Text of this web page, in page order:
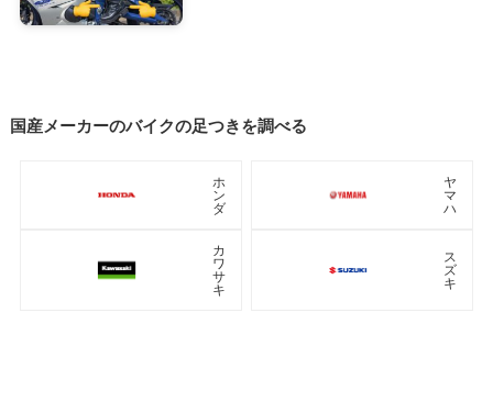
国産メーカーのバイクの足つきを調べる
ホ
ン
ダ
ヤ
マ
ハ
カ
ワ
サ
キ
ス
ズ
キ